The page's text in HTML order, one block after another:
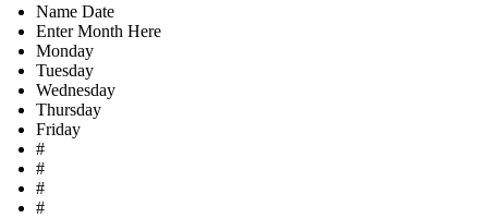
Name Date
Enter Month Here
Monday
Tuesday
Wednesday
Thursday
Friday
#
#
#
#